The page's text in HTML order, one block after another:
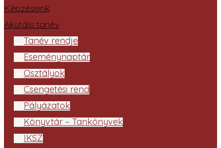
Képzéseink
Akutális tanév
Tanév rendje
Eseménynaptár
Osztályok
Csengetési rend
Pályázatok
Könyvtár – Tankönyvek
IKSZ